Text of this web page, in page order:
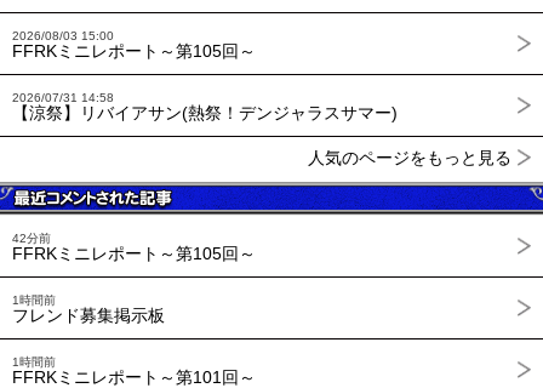
2026/08/03 15:00
FFRKミニレポート～第105回～
2026/07/31 14:58
【涼祭】リバイアサン(熱祭！デンジャラスサマー)
人気のページをもっと見る
42分前
FFRKミニレポート～第105回～
1時間前
フレンド募集掲示板
1時間前
FFRKミニレポート～第101回～